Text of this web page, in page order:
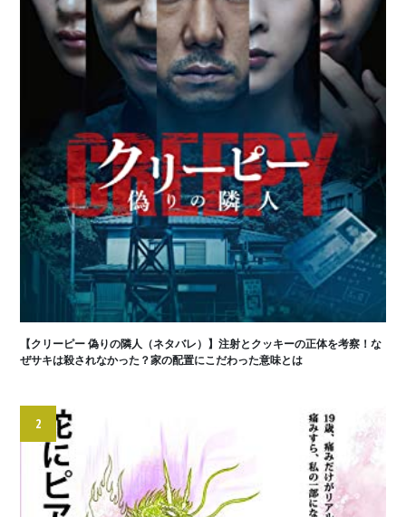
【クリーピー 偽りの隣人（ネタバレ）】注射とクッキーの正体を考察！な
ぜサキは殺されなかった？家の配置にこだわった意味とは
2